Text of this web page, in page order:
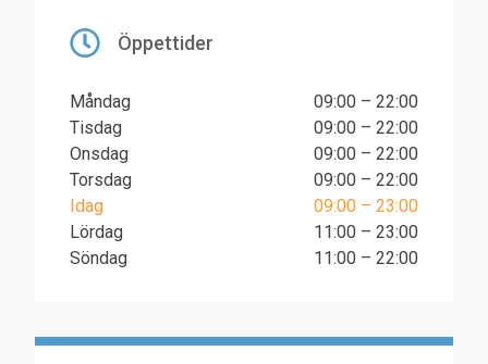
Öppettider
Måndag
09:00 – 22:00
Tisdag
09:00 – 22:00
Onsdag
09:00 – 22:00
Torsdag
09:00 – 22:00
Idag
09:00 – 23:00
Lördag
11:00 – 23:00
Söndag
11:00 – 22:00